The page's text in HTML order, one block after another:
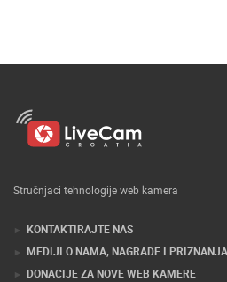
Stručnjaci tehnologije web kamera
KONTAKTIRAJTE NAS
MEDIJI O NAMA, NAGRADE I PRIZNANJA
DONACIJE ZA NOVE WEB KAMERE